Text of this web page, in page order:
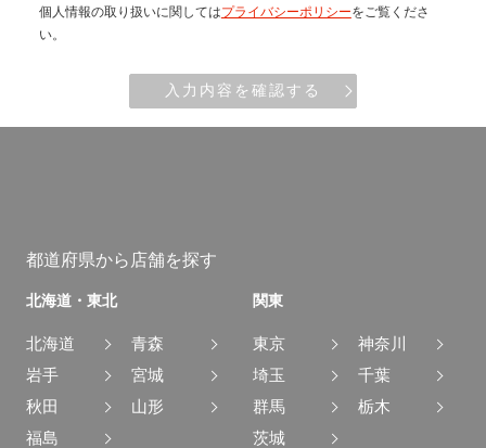
個人情報の取り扱いに関してはプライバシーポリシーをご覧くださ
い。
入力内容を確認する
都道府県から店舗を探す
北海道・東北
北海道
青森
岩手
宮城
秋田
山形
福島
関東
東京
神奈川
埼玉
千葉
群馬
栃木
茨城